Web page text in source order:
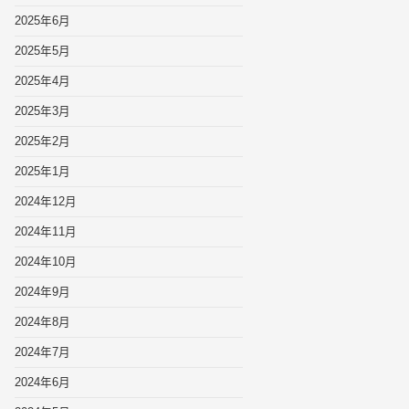
2025年6月
2025年5月
2025年4月
2025年3月
2025年2月
2025年1月
2024年12月
2024年11月
2024年10月
2024年9月
2024年8月
2024年7月
2024年6月